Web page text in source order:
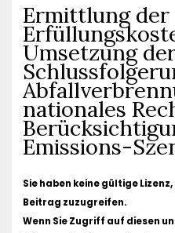
Ermittlung der
Umsetzung
nationales
Emissions-
Sie haben keine gültige
Beitrag zuzugreifen.
Wenn Sie Zugriff auf diesen